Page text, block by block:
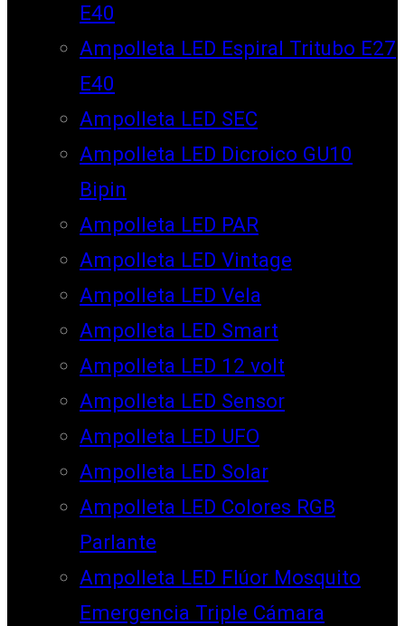
E40
Ampolleta LED Espiral Tritubo E27
E40
Ampolleta LED SEC
Ampolleta LED Dicroico GU10
Bipin
Ampolleta LED PAR
Ampolleta LED Vintage
Ampolleta LED Vela
Ampolleta LED Smart
Ampolleta LED 12 volt
Ampolleta LED Sensor
Ampolleta LED UFO
Ampolleta LED Solar
Ampolleta LED Colores RGB
Parlante
Ampolleta LED Flúor Mosquito
Emergencia Triple Cámara